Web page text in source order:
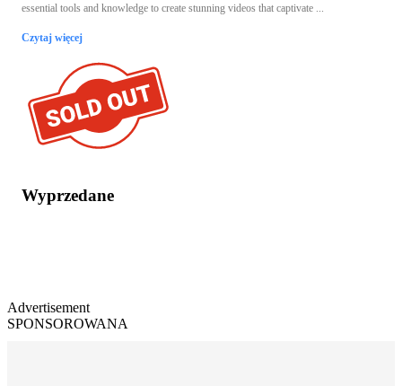
essential tools and knowledge to create stunning videos that captivate ...
Czytaj więcej
Wyprzedane
Advertisement
SPONSOROWANA